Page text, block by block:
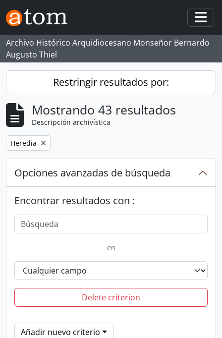
Skip to main content
Archivo Histórico Arquidiocesano Monseñor Bernardo
Augusto Thiel
Restringir resultados por:
Mostrando 43 resultados
Descripción archivística
Remove filter:
Heredia
Opciones avanzadas de búsqueda
Encontrar resultados con :
en
Delete criterion
Añadir nuevo criterio